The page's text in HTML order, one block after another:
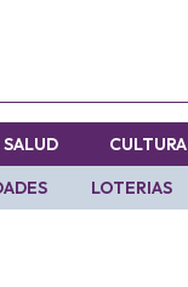
SALUD CULTURA
LOTERIAS